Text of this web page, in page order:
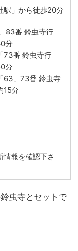
駅」から徒歩20分
83番 鈴虫寺行
分
73番 鈴虫寺行
分
63、73番 鈴虫寺
15分
情報を確認下さ
虫寺とセットで